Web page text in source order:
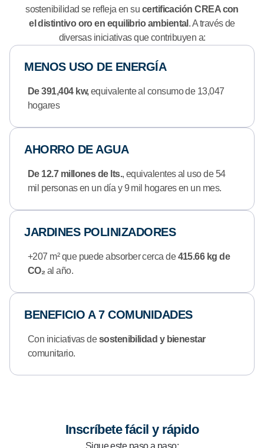
sostenibilidad se refleja en su certificación CREA con
el distintivo oro en equilibrio ambiental . A través de
diversas iniciativas que contribuyen a:
MENOS USO DE ENERGÍA
De 391,404 kw,equivalente al consumo de 13,047
hogares
AHORRO DE AGUA
De 12.7 millones de lts., equivalentes al uso de 54
mil personas en un día y 9 mil hogares en un mes.
JARDINES POLINIZADORES
+207 m² que puede absorber cerca de415.66 kg de
CO₂ al año.
BENEFICIO A 7 COMUNIDADES
Con iniciativas desostenibilidad y bienestar
comunitario.
Inscríbete fácil y rápido